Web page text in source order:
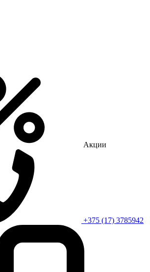
Акции
+375 (17) 3785942